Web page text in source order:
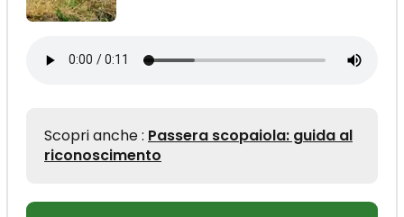
Scopri anche : Passera scopaiola: guida al
riconoscimento